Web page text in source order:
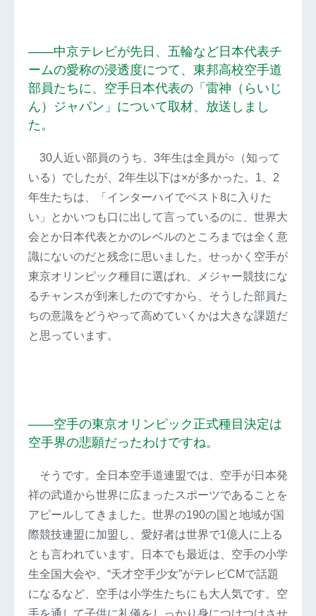
――中京テレビが先日、五輪など日本代表チ
ームの愛称の浸透度につて、東邦高校空手道
部員たちに、空手日本代表の「雷神（らいじ
ん）ジャパン」について取材、放送しまし
た。
30人近い部員のうち、3年生は全員が○（知って
いる）でしたが、2年生以下は×が多かった。1、2
年生たちは、「インターハイでベスト8に入りた
い」とかいつも口に出して言っているのに、世界大
会とか日本代表とかのレベルのところまでは全く意
識にないのだと残念に思いました。せっかく空手が
東京オリンピック種目に選ばれ、メジャー競技にな
るチャンスが到来したのですから、そうした部員た
ちの意識をどうやって高めていくかは大きな課題だ
と思っています。
――空手の東京オリンピック正式種目決定は
空手界の悲願だったわけですね。
そうです。全日本空手道連盟では、空手が日本発
祥の武道から世界に広まったスポーツであることを
アピールしてきました。世界の190の国と地域が国
際競技連盟に加盟し、愛好者は世界で1億人に上る
とも言われています。日本でも最近は、空手の小学
生全国大会や、“天才空手少女”がテレビCMで話題
になるなど、空手は小学生たちにも大人気です。空